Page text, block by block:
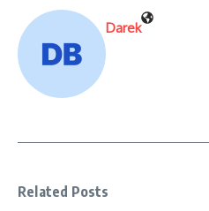
Darek
Related Posts